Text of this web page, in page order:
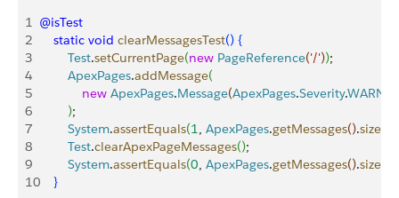
1 @isTest
2
    static
void clearMessagesTest() {
3
        Test
.setCurrentPage(new PageReference('/'));
4
        ApexPages
.addMessage(
5
            new
ApexPages.Message(ApexPages.Severity.
6
);
7
        System
.assertEquals(1, ApexPages.getMessages().size
8
        Test
.clearApexPageMessages();
9
        System
.assertEquals(0, ApexPages.getMessages().size
10
}